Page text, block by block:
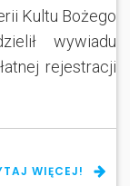
Kultu Bożego
wywiadu
rejestracji
WIĘCEJ!